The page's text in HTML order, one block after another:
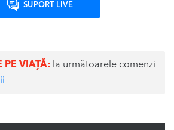
SUPORT LIVE
PE VIAȚĂ: la următoarele comenzi